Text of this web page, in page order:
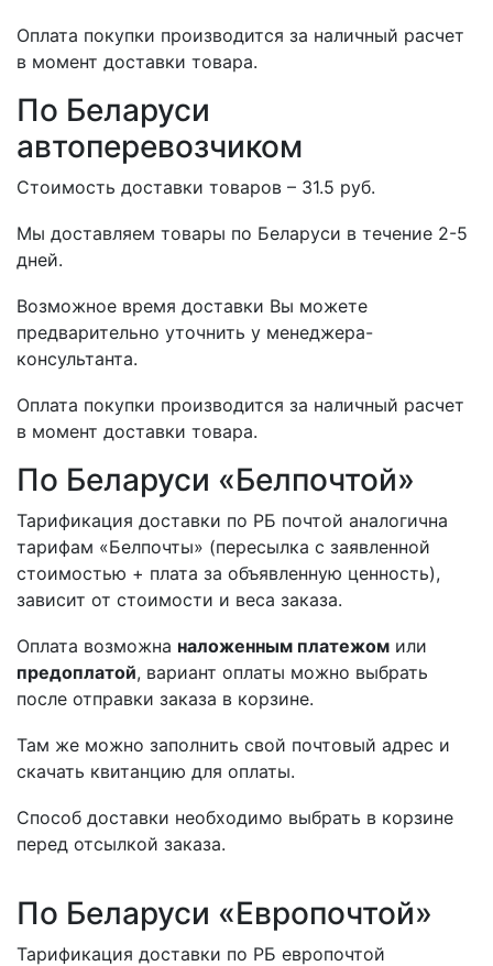
Оплата покупки производится за наличный расчет
в момент доставки товара.
По Беларуси
автоперевозчиком
Стоимость доставки товаров – 31.5 руб.
Мы доставляем товары по Беларуси в течение 2-5
дней.
Возможное время доставки Вы можете
предварительно уточнить у менеджера-
консультанта.
Оплата покупки производится за наличный расчет
в момент доставки товара.
По Беларуси «Белпочтой»
Тарификация доставки по РБ почтой аналогична
тарифам «Белпочты» (пересылка с заявленной
стоимостью + плата за объявленную ценность),
зависит от стоимости и веса заказа.
Оплата возможна наложенным платежом или
предоплатой, вариант оплаты можно выбрать
после отправки заказа в корзине.
Там же можно заполнить свой почтовый адрес и
скачать квитанцию для оплаты.
Способ доставки необходимо выбрать в корзине
перед отсылкой заказа.
По Беларуси «Европочтой»
Тарификация доставки по РБ европочтой